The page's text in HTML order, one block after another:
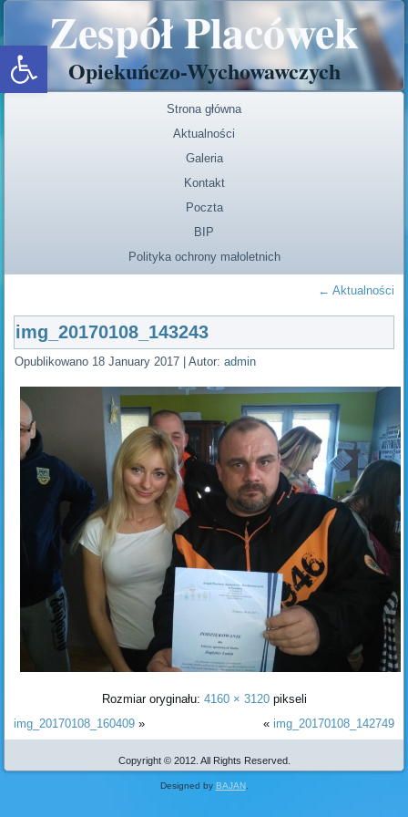
Open toolbarZespół Placówek
Opiekuńczo-Wychowawczych
Strona główna
Aktualności
Galeria
Kontakt
Poczta
BIP
Polityka ochrony małoletnich
← Aktualności
img_20170108_143243
Opublikowano 18 January 2017 |Autor: admin
Rozmiar oryginału: 4160 × 3120pikseli
img_20170108_160409 » « img_20170108_142749
Copyright © 2012. All Rights Reserved.
Designed by BAJAN.